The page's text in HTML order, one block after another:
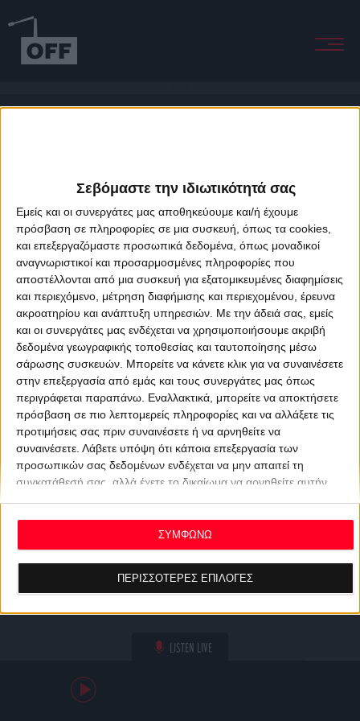
Σεβόμαστε την ιδιωτικότητά σας
Εμείς και οι συνεργάτες μας αποθηκεύουμε και/ή έχουμε
πρόσβαση σε πληροφορίες σε μια συσκευή, όπως τα cookies,
και επεξεργαζόμαστε προσωπικά δεδομένα, όπως μοναδικοί
αναγνωριστικοί και προσαρμοσμένες πληροφορίες που
αποστέλλονται από μια συσκευή για εξατομικευμένες διαφημίσεις
και περιεχόμενο, μέτρηση διαφήμισης και περιεχομένου, έρευνα
ακροατηρίου και ανάπτυξη υπηρεσιών. Με την άδειά σας, εμείς
και οι συνεργάτες μας ενδέχεται να χρησιμοποιήσουμε ακριβή
δεδομένα γεωγραφικής τοποθεσίας και ταυτοποίησης μέσω
σάρωσης συσκευών. Μπορείτε να κάνετε κλικ για να συναινέσετε
στην επεξεργασία από εμάς και τους συνεργάτες μας όπως
περιγράφεται παραπάνω. Εναλλακτικά, μπορείτε να αποκτήσετε
πρόσβαση σε πιο λεπτομερείς πληροφορίες και να αλλάξετε τις
προτιμήσεις σας πριν συναινέσετε ή να αρνηθείτε να
συναινέσετε. Λάβετε υπόψη ότι κάποια επεξεργασία των
προσωπικών σας δεδομένων ενδέχεται να μην απαιτεί τη
συγκατάθεσή σας, αλλά έχετε το δικαίωμα να αρνηθείτε αυτήν
ανακαλέσετε τη συγκατάθεσή σας ανά πάσα στιγμή
επιστρέφοντας σε αυτόν τον ιστότοπο και κάνοντας κλικ στο
κουμπί "Απορρήτου" στο κάτω μέρος της ιστοσελίδας.
ΠΕΡΙΣΣΟΤΕΡΕΣ ΕΠΙΛΟΓΕΣ
ΣΥΜΦΩΝΩ
LISTEN LIVE
About Offradio Business Class Terms & Conditions
Privacy Policy
Designed & developed byporcupine colors&Fotis Alexandrou